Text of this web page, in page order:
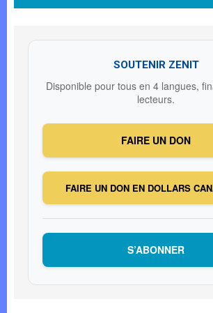
SOUTENIR ZENIT
Disponible pour tous en 4 langues,
lecteurs.
FAIRE UN DON
FAIRE UN DON EN DOLLARS
S’ABONNER